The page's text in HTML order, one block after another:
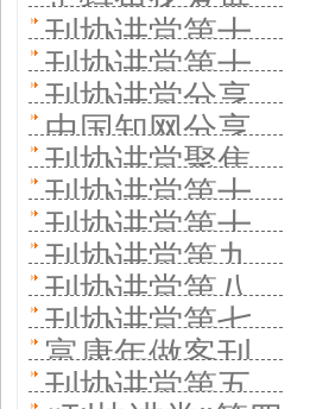
播平台
与转型
学书报资料中
心分享办刊特
色
娃娃》分享少
儿期刊品牌化
办刊经验
子助力学术期
刊数字化转型
八期分享少年
儿童出版社办
刊模式 优化出
版资源配置促
进书刊协同发
展
之路 办好一流
学术期刊
刊协讲堂第十
六讲开讲 聚焦
《编辑之友》
杂志强刊之路
刊协讲堂第十
五期聚焦编辑
能力建设
刊协讲堂分享
中少总社办刊
经验 为孩子办
放心刊良心刊
中国知网分享
如何推动学术
期刊深度传播
刊协讲堂聚焦
徽商传媒蝶变
与创新
刊协讲堂第十
一期开讲 拓展
中国故事“朋友
圈”
刊协讲堂第十
期分享一流科
技期刊办刊经
验
刊协讲堂第九
期以当代党员
杂志社为例，
刊协讲堂第八
期线上开讲 聚
焦后疫情时代
刊协讲堂第七
期网上开讲 知
富康年做客刊
刊协讲堂第五